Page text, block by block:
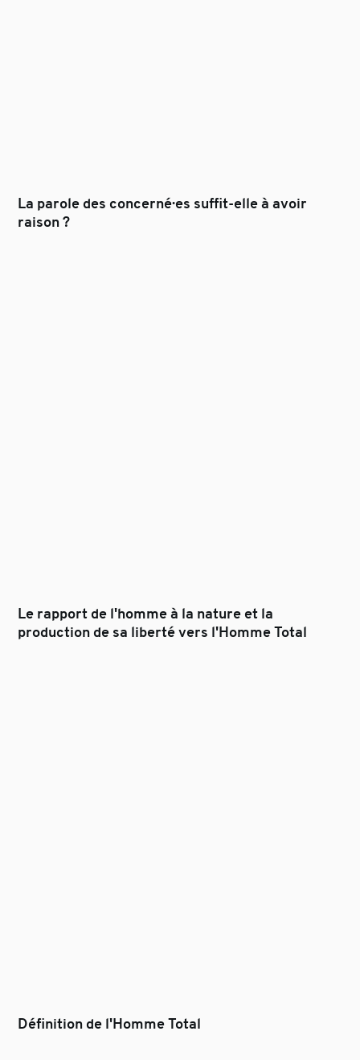
La parole des concerné·es suffit-elle à avoir
raison ?
Le rapport de l'homme à la nature et la
production de sa liberté vers l'Homme Total
Définition de l'Homme Total